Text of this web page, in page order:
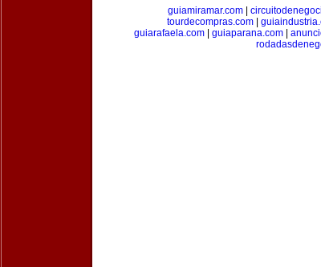
guiamiramar.com
tourdecompras.com
guiarafaela.com| guiaparana.com|